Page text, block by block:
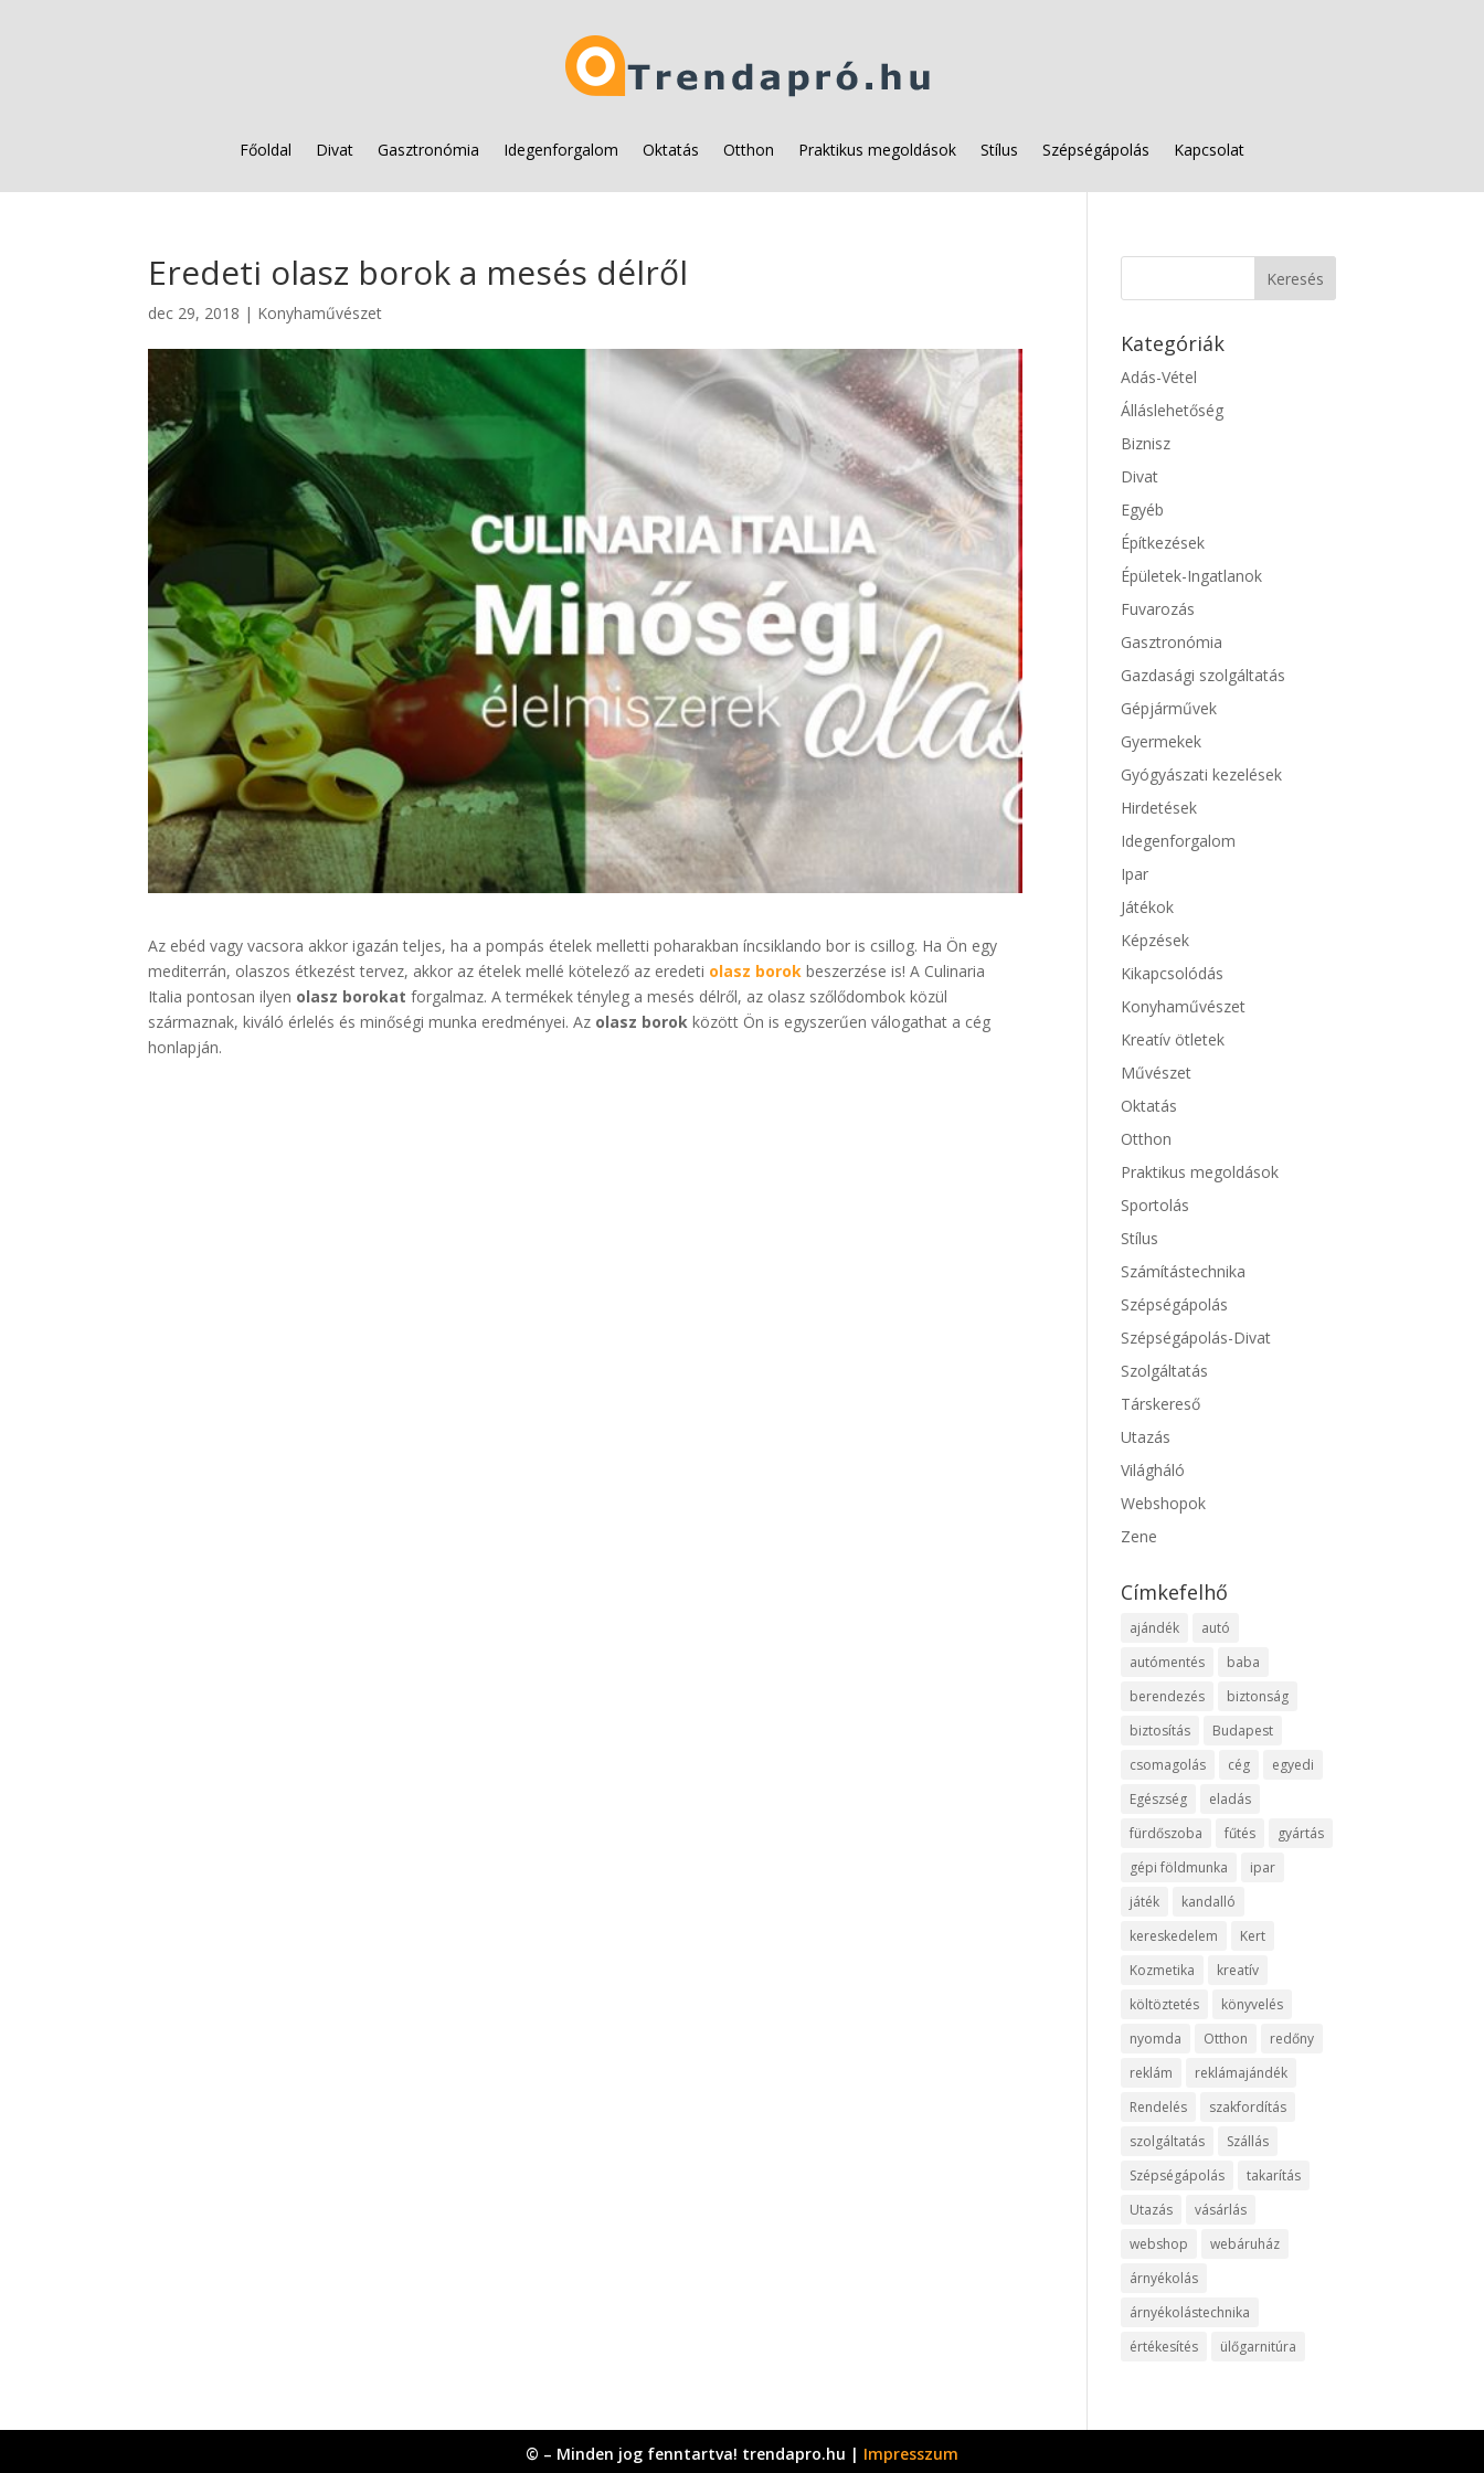
Főoldal Divat Gasztronómia Idegenforgalom Oktatás Otthon Praktikus megoldások Stílus Szépségápolás Kapcsolat
Eredeti olasz borok a mesés délről
dec 29, 2018 | Konyhaművészet
Az ebéd vagy vacsora akkor igazán teljes, ha a pompás ételek melletti poharakban íncsiklando bor is csillog. Ha Ön egy
mediterrán, olaszos étkezést tervez, akkor az ételek mellé kötelező az eredeti olasz borok beszerzése is! A Culinaria
Italia pontosan ilyen olasz borokat forgalmaz. A termékek tényleg a mesés délről, az olasz szőlődombok közül
származnak, kiváló érlelés és minőségi munka eredményei. Az olasz borok között Ön is egyszerűen válogathat a cég
honlapján.
Kategóriák
Adás-Vétel
Álláslehetőség
Biznisz
Divat
Egyéb
Építkezések
Épületek-Ingatlanok
Fuvarozás
Gasztronómia
Gazdasági szolgáltatás
Gépjárművek
Gyermekek
Gyógyászati kezelések
Hirdetések
Idegenforgalom
Ipar
Játékok
Képzések
Kikapcsolódás
Konyhaművészet
Kreatív ötletek
Művészet
Oktatás
Otthon
Praktikus megoldások
Sportolás
Stílus
Számítástechnika
Szépségápolás
Szépségápolás-Divat
Szolgáltatás
Társkereső
Utazás
Világháló
Webshopok
Zene
Címkefelhő
ajándék
autó
autómentés
baba
berendezés
biztonság
biztosítás
Budapest
csomagolás
cég
egyedi
Egészség
eladás
fürdőszoba
fűtés
gyártás
gépi földmunka
ipar
játék
kandalló
kereskedelem
Kert
Kozmetika
kreatív
költöztetés
könyvelés
nyomda
Otthon
redőny
reklám
reklámajándék
Rendelés
szakfordítás
szolgáltatás
Szállás
Szépségápolás
takarítás
Utazás
vásárlás
webshop
webáruház
árnyékolás
árnyékolástechnika
értékesítés
ülőgarnitúra
© – Minden jog fenntartva! trendapro.hu | Impresszum